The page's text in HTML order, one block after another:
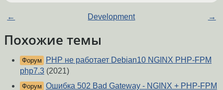
← Development →
Похожие темы
Форум
PHP не работает Debian10 NGINX PHP-FPM
php7.3 (2021)
Форум Ошибка 502 Bad Gateway - NGINX + PHP-FPM